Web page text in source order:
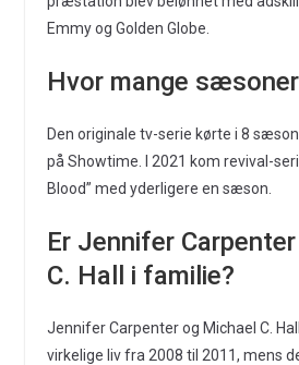
Emmy og Golden Globe.
Hvor mange
Den originale tv-serie kørte i 8
på Showtime. I 2021 kom revival-
Blood” med yderligere en sæson.
Er Jennifer
C. Hall i familie?
Jennifer Carpenter og Michael C.
virkelige liv fra 2008 til 2011, mens